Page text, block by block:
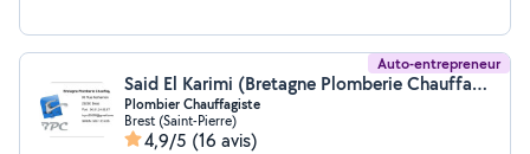
Auto-entrepreneur
Said El Karimi (Bretagne Plomberie Chauffage)
Plombier Chauffagiste
Brest (Saint-Pierre)
4,9/5 (16 avis)